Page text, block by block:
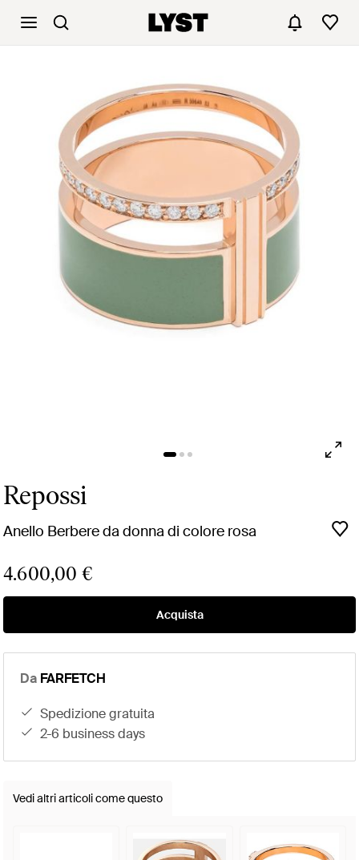
Repossi
Anello Berbere da donna di colore rosa
4.600,00 €
Acquista
Da FARFETCH
spedizione gratuita
2-6 business days
Vedi altri articoli come questo